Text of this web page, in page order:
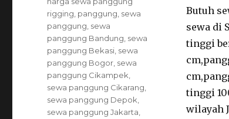
Butuh
sewa di
tinggi
tinggi
wilayah
rigging panggung sewa
panggung sewa
panggung Bandung sewa
panggung Bekasi sewa
panggung Bogor sewa
panggung Cikampek
sewa panggung Cikarang
sewa panggung Depok
sewa panggung Jakarta